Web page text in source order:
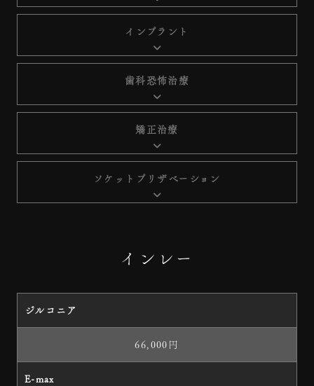
インプラント
歯科恐怖治療
矯正治療
ソケットプリザベーション
インレー
ジルコニア
66,000円
E-max